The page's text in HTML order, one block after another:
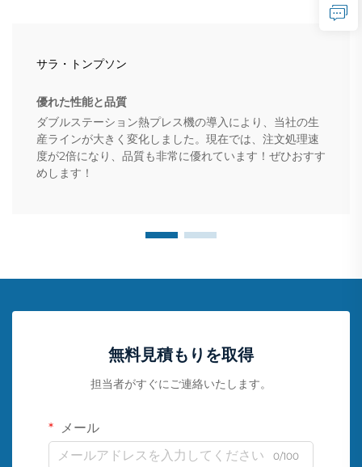
サラ・トンプソン
優れた性能と品質
ダブルステーション熱プレス機の導入により、当社の生
産ラインが大きく変化しました。現在では、注文処理速
度が2倍になり、品質も非常に優れています！ぜひおすす
めします！
無料見積もりを取得
担当者がすぐにご連絡いたします。
メール
0/100